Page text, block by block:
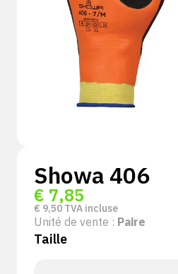
Showa 406
€ 7,85
€ 9,50 TVA incluse
Unité de vente : Paire
Taille